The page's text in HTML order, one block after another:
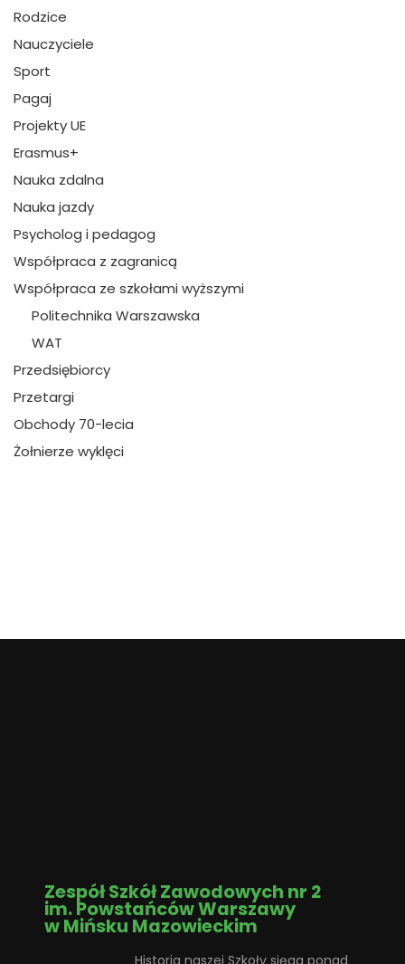
Rodzice
Nauczyciele
Sport
Pagaj
Projekty UE
Erasmus+
Nauka zdalna
Nauka jazdy
Psycholog i pedagog
Współpraca z zagranicą
Współpraca ze szkołami wyższymi
Politechnika Warszawska
WAT
Przedsiębiorcy
Przetargi
Obchody 70-lecia
Żołnierze wyklęci
Zespół Szkół Zawodowych nr 2
im. Powstańców Warszawy
w Mińsku Mazowieckim
Historia naszej Szkoły sięga ponad